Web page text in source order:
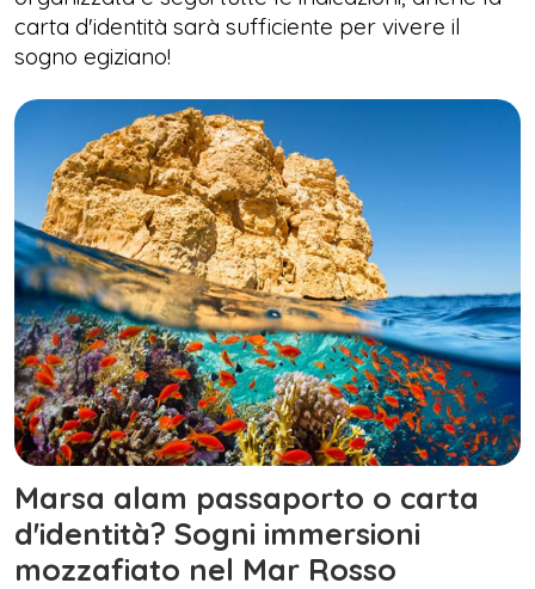
carta d'identità sarà sufficiente per vivere il
sogno egiziano!
Marsa alam passaporto o carta
d'identità? Sogni immersioni
mozzafiato nel Mar Rosso